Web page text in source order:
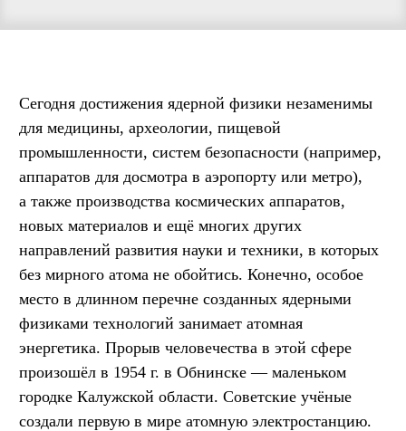
Сегодня достижения ядерной физики незаменимы
для медицины, археологии, пищевой
промышленности, систем безопасности (например,
аппаратов для досмотра в аэропорту или метро),
а также производства космических аппаратов,
новых материалов и ещё многих других
направлений развития науки и техники, в которых
без мирного атома не обойтись. Конечно, особое
место в длинном перечне созданных ядерными
физиками технологий занимает атомная
энергетика. Прорыв человечества в этой сфере
произошёл в 1954 г. в Обнинске — маленьком
городке Калужской области. Советские учёные
создали первую в мире атомную электростанцию.